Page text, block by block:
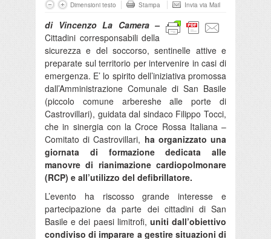
Dimensioni testo Stampa Invia via Mail
di Vincenzo La Camera –
Cittadini corresponsabili della
sicurezza e del soccorso, sentinelle attive e
preparate sul territorio per intervenire in casi di
emergenza. E’ lo spirito dell’iniziativa promossa
dall’Amministrazione Comunale di San Basile
(piccolo comune arbereshe alle porte di
Castrovillari), guidata dal sindaco Filippo Tocci,
che in sinergia con la Croce Rossa Italiana –
Comitato di Castrovillari, ha organizzato una
giornata di formazione dedicata alle
manovre di rianimazione cardiopolmonare
(RCP) e all’utilizzo del defibrillatore.
L’evento ha riscosso grande interesse e
partecipazione da parte dei cittadini di San
Basile e dei paesi limitrofi, uniti dall’obiettivo
condiviso di imparare a gestire situazioni di